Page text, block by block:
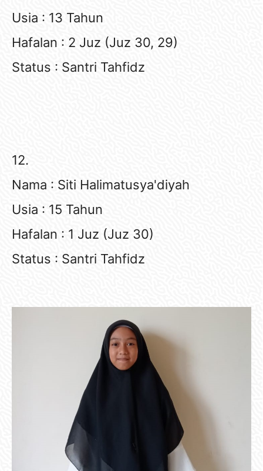
Usia : 13 Tahun
Hafalan : 2 Juz (Juz 30, 29)
Status : Santri Tahfidz
12.
Nama : Siti Halimatusya'diyah
Usia : 15 Tahun
Hafalan : 1 Juz (Juz 30)
Status : Santri Tahfidz